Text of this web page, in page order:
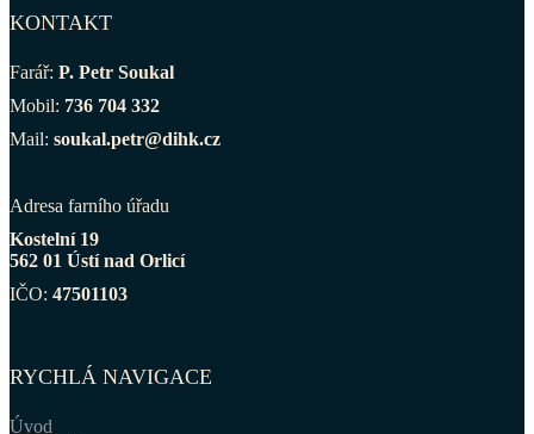
KONTAKT
Farář: P. Petr Soukal
Mobil: 736 704 332
Mail: soukal.petr@dihk.cz
Adresa farního úřadu
Kostelní 19
562 01 Ústí nad Orlicí
IČO: 47501103
RYCHLÁ NAVIGACE
Úvod